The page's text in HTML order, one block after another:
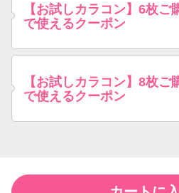
【お試しカラコン】6枚ご
で使えるクーポン
【お試しカラコン】8枚ご
で使えるクーポン